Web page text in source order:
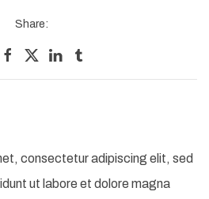
Share:
consectetur adipiscing elit, sed
ut labore et dolore magna